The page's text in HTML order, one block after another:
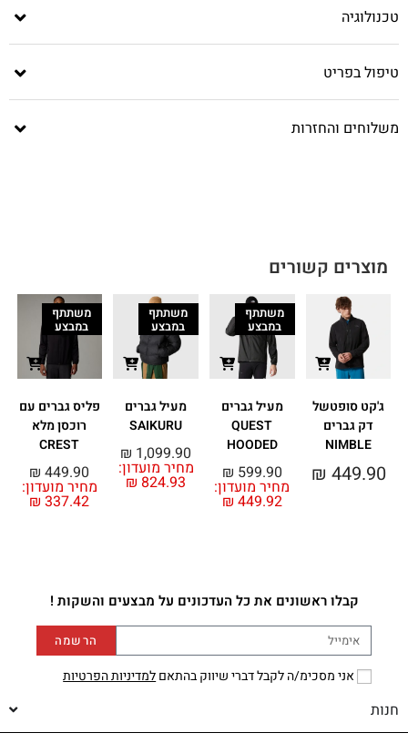
טכנולוגיה
טיפול בפריט
משלוחים והחזרות
מוצרים קשורים
ג'קט סופטשל
דק גברים
NIMBLE
₪ 449.90
משתתף
במבצע
מעיל גברים
QUEST
HOODED
מחיר מועדון:
₪ 449.92
₪ 599.90
משתתף
במבצע
מעיל גברים
SAIKURU
מחיר מועדון:
₪ 824.93
₪ 1,099.90
משתתף
במבצע
פליס גברים עם
רוכסן מלא
CREST
מחיר מועדון:
₪ 337.42
₪ 449.90
קבלו ראשונים את כל העדכונים על מבצעים והשקות !
אני מסכימ/ה לקבל דברי שיווק בהתאםלמדיניות הפרטיות
הרשמה
חנות